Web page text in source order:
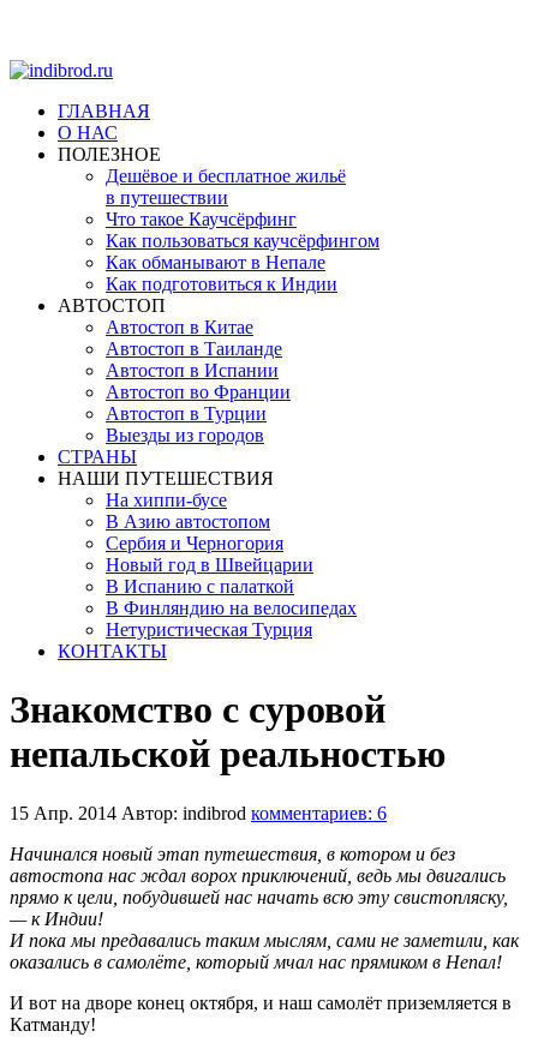
ГЛАВНАЯ
О НАС
ПОЛЕЗНОЕ
Дешёвое и бесплатное жильё
в путешествии
Что такое Каучсёрфинг
Как пользоваться каучсёрфингом
Как обманывают в Непале
Как подготовиться к Индии
АВТОСТОП
Автостоп в Китае
Автостоп в Таиланде
Автостоп в Испании
Автостоп во Франции
Автостоп в Турции
Выезды из городов
СТРАНЫ
НАШИ ПУТЕШЕСТВИЯ
На хиппи-бусе
В Азию автостопом
Сербия и Черногория
Новый год в Швейцарии
В Испанию с палаткой
В Финляндию на велосипедах
Нетуристическая Турция
КОНТАКТЫ
Знакомство с суровой
непальской реальностью
15 Апр. 2014 Автор: indibrod комментариев: 6
Начинался новый этап путешествия, в котором и без
автостопа нас ждал ворох приключений, ведь мы двигались
прямо к цели, побудившей нас начать всю эту свистопляску,
— к Индии!
И пока мы предавались таким мыслям, сами не заметили, как
оказались в самолёте, который мчал нас прямиком в Непал!
И вот на дворе конец октября, и наш самолёт приземляется в
Катманду!